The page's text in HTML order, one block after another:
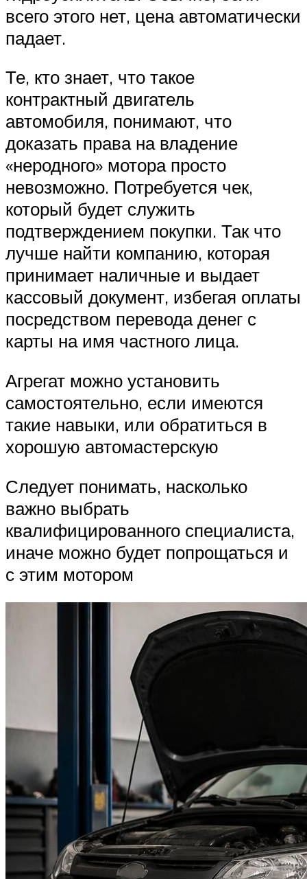
всего этого нет, цена автоматически
падает.
Те, кто знает, что такое
контрактный двигатель
автомобиля, понимают, что
доказать права на владение
«неродного» мотора просто
невозможно. Потребуется чек,
который будет служить
подтверждением покупки. Так что
лучше найти компанию, которая
принимает наличные и выдает
кассовый документ, избегая оплаты
посредством перевода денег с
карты на имя частного лица.
Агрегат можно установить
самостоятельно, если имеются
такие навыки, или обратиться в
хорошую автомастерскую
Следует понимать, насколько
важно выбрать
квалифицированного специалиста,
иначе можно будет попрощаться и
с этим мотором